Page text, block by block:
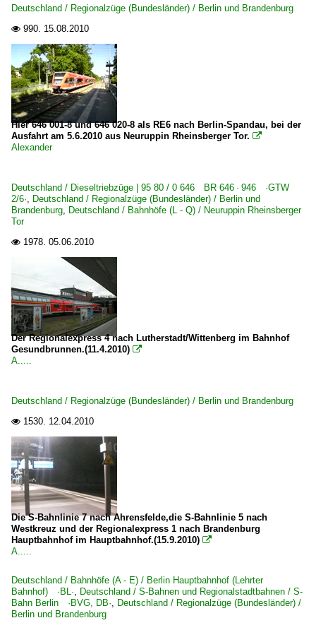
Deutschland / Regionalzüge (Bundesländer) / Berlin und Brandenburg
 990. 15.08.2010
Hier 646 001-8 und 646 020-8 als RE6 nach Berlin-Spandau, bei der
Ausfahrt am 5.6.2010 aus Neuruppin Rheinsberger Tor. 
Alexander
Deutschland / Dieseltriebzüge | 95 80 / 0 646 BR 646 · 946 ·GTW
2/6·, Deutschland / Regionalzüge (Bundesländer) / Berlin und
Brandenburg, Deutschland / Bahnhöfe (L - Q) / Neuruppin Rheinsberger
Tor
 1978. 05.06.2010
Der Regionalexpress 4 nach Lutherstadt/Wittenberg im Bahnhof
Gesundbrunnen.(11.4.2010) 
A.....
Deutschland / Regionalzüge (Bundesländer) / Berlin und Brandenburg
 1530. 12.04.2010
Die S-Bahnlinie 7 nach Ahrensfelde,die S-Bahnlinie 5 nach
Westkreuz und der Regionalexpress 1 nach Brandenburg
Hauptbahnhof im Hauptbahnhof.(15.9.2010) 
A.....
Deutschland / Bahnhöfe (A - E) / Berlin Hauptbahnhof (Lehrter
Bahnhof) ·BL·, Deutschland / S-Bahnen und Regionalstadtbahnen / S-
Bahn Berlin ·BVG, DB·, Deutschland / Regionalzüge (Bundesländer) /
Berlin und Brandenburg